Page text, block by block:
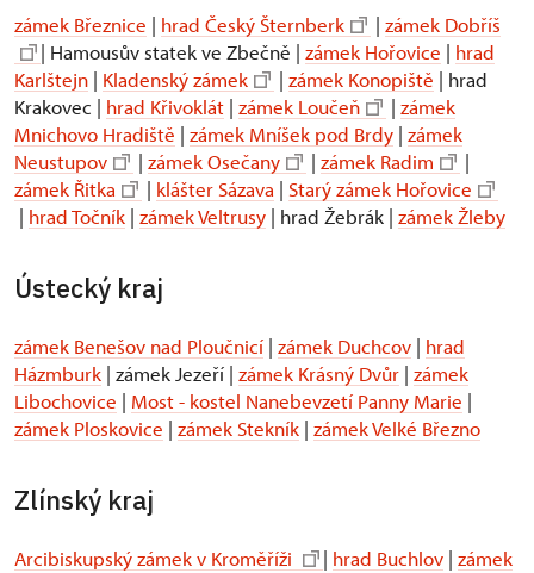
zámek Březnice | hrad Český Šternberk | zámek Dobříš
| Hamousův statek ve Zbečně | zámek Hořovice | hrad
Karlštejn | Kladenský zámek | zámek Konopiště | hrad
Krakovec | hrad Křivoklát | zámek Loučeň | zámek
Mnichovo Hradiště | zámek Mníšek pod Brdy | zámek
Neustupov
| zámek Osečany | zámek Radim
|
zámek Řitka
| klášter Sázava | Starý zámek Hořovice
| hrad Točník | zámek Veltrusy | hrad Žebrák | zámek Žleby
Ústecký kraj
zámek Benešov nad Ploučnicí | zámek Duchcov | hrad
Házmburk | zámek Jezeří | zámek Krásný Dvůr | zámek
Libochovice | Most - kostel Nanebevzetí Panny Marie |
zámek Ploskovice | zámek Stekník | zámek Velké Březno
Zlínský kraj
Arcibiskupský zámek v Kroměříži | hrad Buchlov | zámek